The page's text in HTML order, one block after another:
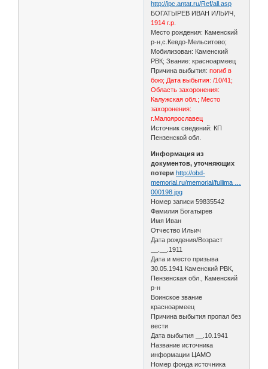
http://ipc.antat.ru/Ref/all.asp
БОГАТЫРЕВ ИВАН ИЛЬИЧ,
1914 г.р
Место рождения: Каменский
р-н,с.Кевдо-Мельситово;
Мобилизован: Каменский
РВК; Звание: красноармеец
Причина выбытия: погиб в
бою; Дата выбытия: /10/41;
Область захоронения:
Калужская обл.; Место
захоронения:
г.Малоярославец
Источник сведений: КП
Пензенской обл.
Информация из
документов, уточняющих
потери http://obd-
memorial.ru/memorial/fullima …
000198.jpg
Номер записи 59835542
Фамилия Богатырев
Имя Иван
Отчество Ильич
Дата рождения/Возраст
__.__.1911
Дата и место призыва
30.05.1941 Каменский РВК,
Пензенская обл., Каменский
р-н
Воинское звание
красноармеец
Причина выбытия пропал без
вести
Дата выбытия __.10.1941
Название источника
информации ЦАМО
Номер фонда источника